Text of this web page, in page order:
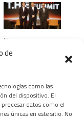
de
como las
del dispositivo. El
datos como el
únicas en este sitio. No
Siemens
Healthineers
del T.H.E.
Healthineers
Summit, su